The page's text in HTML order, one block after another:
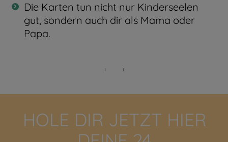
Die Karten tun nicht nur Kinderseelen
gut, sondern auch dir als Mama oder
Papa.
HOLE DIR JETZT HIER